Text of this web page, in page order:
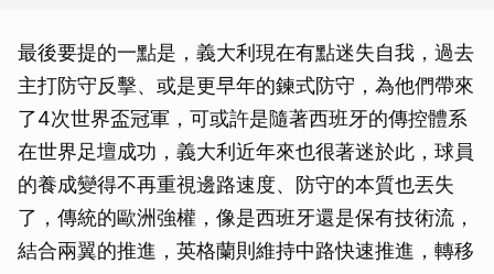
最後要提的一點是，義大利現在有點迷失自我，過去
主打防守反擊、或是更早年的鍊式防守，為他們帶來
了4次世界盃冠軍，可或許是隨著西班牙的傳控體系
在世界足壇成功，義大利近年來也很著迷於此，球員
的養成變得不再重視邊路速度、防守的本質也丟失
了，傳統的歐洲強權，像是西班牙還是保有技術流，
結合兩翼的推進，英格蘭則維持中路快速推進，轉移